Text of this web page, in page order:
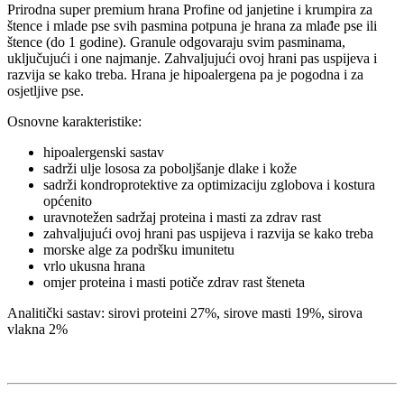
Prirodna super premium hrana Profine od janjetine i krumpira za
štence i mlade pse svih pasmina potpuna je hrana za mlađe pse ili
štence (do 1 godine). Granule odgovaraju svim pasminama,
uključujući i one najmanje. Zahvaljujući ovoj hrani pas uspijeva i
razvija se kako treba. Hrana je hipoalergena pa je pogodna i za
osjetljive pse.
Osnovne karakteristike:
hipoalergenski sastav
sadrži ulje lososa za poboljšanje dlake i kože
sadrži kondroprotektive za optimizaciju zglobova i kostura
općenito
uravnotežen sadržaj proteina i masti za zdrav rast
zahvaljujući ovoj hrani pas uspijeva i razvija se kako treba
morske alge za podršku imunitetu
vrlo ukusna hrana
omjer proteina i masti potiče zdrav rast šteneta
Analitički sastav: sirovi proteini 27%, sirove masti 19%, sirova
vlakna 2%